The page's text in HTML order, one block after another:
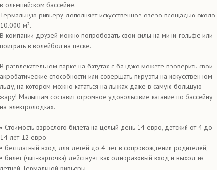
в олимпийском бассейне.
Термальную ривьеру дополняет искусственное озеро площадью около
10.000 м².
В компании друзей можно попробовать свои силы на мини-гольфе или
поиграть в волейбол на песке.
В развлекательном парке на батутах с банджо можете проверить свои
акробатические способности или совершать пируэты на искусственном
льду, на котором можно кататься на лыжах даже в самую большую
жару! Малышам составит огромное удовольствие катание по бассейну
на электролодках.
• Стоимость взрослого билета на целый день 14 евро, детский от 4 до
14 лет 12 евро
• бесплатный вход для детей до 4 лет в сопровождении родителей,
• билет (чип-карточка) действует как одноразовый вход и выход из
летней Термальной ривьеры,